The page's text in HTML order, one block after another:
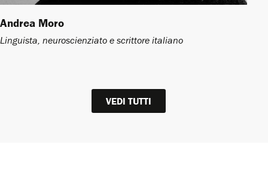
Andrea Moro
Linguista, neuroscienziato e scrittore italiano
VEDI TUTTI